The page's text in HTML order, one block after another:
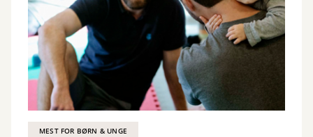
MEST FOR BØRN & UNGE